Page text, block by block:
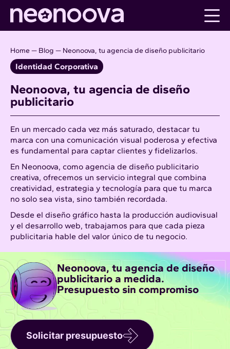
content
Home — Blog — Neonoova, tu agencia de diseño publicitario
Identidad Corporativa
Neonoova, tu agencia de diseño
publicitario
En un mercado cada vez más saturado, destacar tu
marca con una comunicación visual poderosa y efectiva
es fundamental para captar clientes y fidelizarlos.
En Neonoova, como agencia de diseño publicitario
creativa, ofrecemos un servicio integral que combina
creatividad, estrategia y tecnología para que tu marca
no solo sea vista, sino también recordada.
Desde el diseño gráfico hasta la producción audiovisual
y el desarrollo web, trabajamos para que cada pieza
publicitaria hable del valor único de tu negocio.
Neonoova, tu agencia de diseño
publicitario a medida.
Presupuesto sin compromiso
Solicitar presupuesto